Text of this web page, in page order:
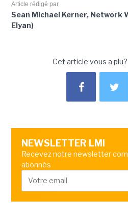
Article rédigé par
Sean Michael Kerner, Network
Elyan)
Cet article vous a plu?
NEWSLETTER LMI
Recevez notre newsletter
abonnés